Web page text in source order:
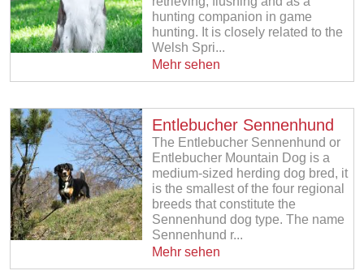
hunting companion in game
hunting. It is closely related to the
Welsh Spri...
Mehr sehen
Entlebucher Sennenhund
The Entlebucher Sennenhund or
Entlebucher Mountain Dog is a
medium-sized herding dog bred, it
is the smallest of the four regional
breeds that constitute the
Sennenhund dog type. The name
Sennenhund r...
Mehr sehen